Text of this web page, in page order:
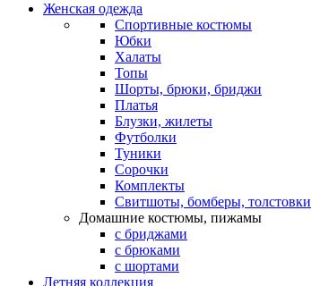
Женская одежда
Спортивные костюмы
Юбки
Халаты
Топы
Шорты, брюки, бриджи
Платья
Блузки, жилеты
Футболки
Туники
Сорочки
Комплекты
Свитшоты, бомберы, толстовки
Домашние костюмы, пижамы
с бриджами
с брюками
с шортами
Летняя коллекция